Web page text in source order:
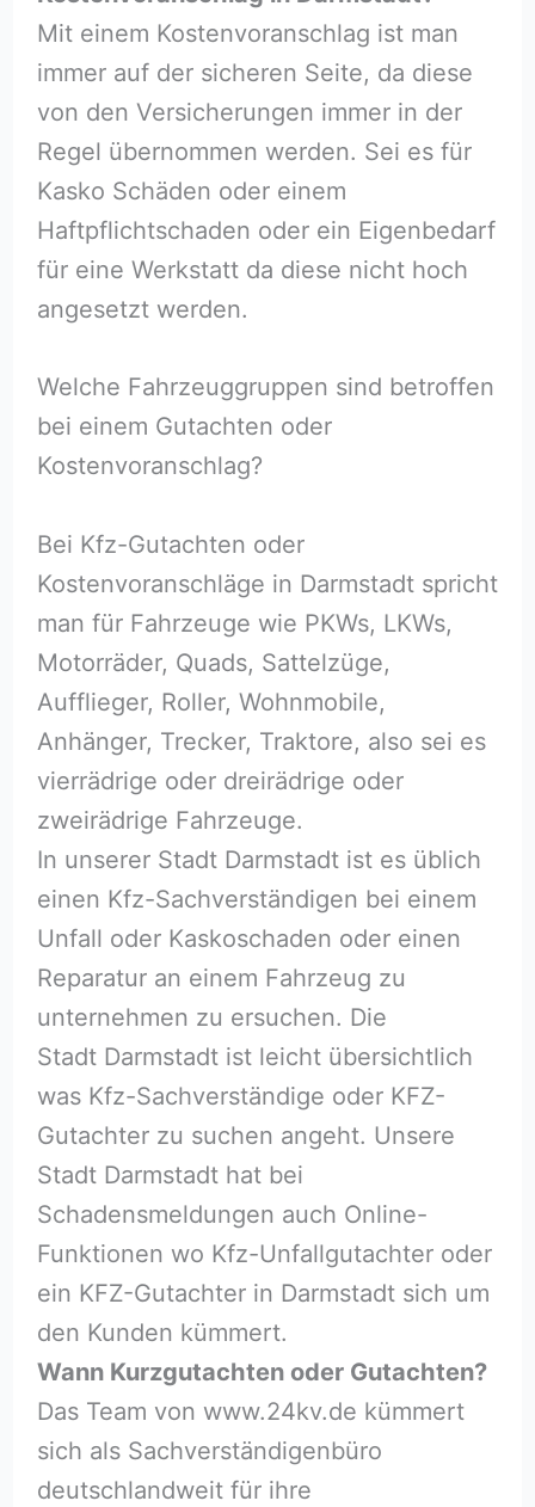
Mit einem Kostenvoranschlag ist man
immer auf der sicheren Seite, da diese
von den Versicherungen immer in der
Regel übernommen werden. Sei es für
Kasko Schäden oder einem
Haftpflichtschaden oder ein Eigenbedarf
für eine Werkstatt da diese nicht hoch
angesetzt werden.
Welche Fahrzeuggruppen sind betroffen
bei einem Gutachten oder
Kostenvoranschlag?
Bei Kfz-Gutachten oder
Kostenvoranschläge in Darmstadt spricht
man für Fahrzeuge wie PKWs, LKWs,
Motorräder, Quads, Sattelzüge,
Aufflieger, Roller, Wohnmobile,
Anhänger, Trecker, Traktore, also sei es
vierrädrige oder dreirädrige oder
zweirädrige Fahrzeuge.
In unserer Stadt Darmstadt ist es üblich
einen Kfz-Sachverständigen bei einem
Unfall oder Kaskoschaden oder einen
Reparatur an einem Fahrzeug zu
unternehmen zu ersuchen. Die
Stadt Darmstadt ist leicht übersichtlich
was Kfz-Sachverständige oder KFZ-
Gutachter zu suchen angeht. Unsere
Stadt Darmstadt hat bei
Schadensmeldungen auch Online-
Funktionen wo Kfz-Unfallgutachter oder
ein KFZ-Gutachter in Darmstadt sich um
den Kunden kümmert.
Wann Kurzgutachten oder Gutachten?
Das Team von www.24kv.de kümmert
sich als Sachverständigenbüro
deutschlandweit für ihre